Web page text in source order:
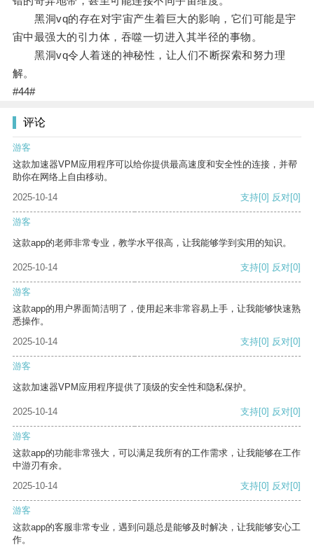
黑洞vq的存在对宇宙产生着巨大的影响，它们可能是宇
宙中最强大的引力体，吞噬一切进入其半径的事物。
黑洞vq令人着迷的神秘性，让人们不断探索和努力理
解。
#44#
评论
游客
这款加速器VPM应用程序可以给你提供最高速度和安全性的连接，并帮
助你在网络上自由移动。
2025-10-14
支持[0] 反对[0]
游客
这款app的老师非常专业，教学水平很高，让我能够学到实用的知识。
2025-10-14 支持[0] 反对[0]
游客
这款app的用户界面简洁明了，使用起来非常容易上手，让我能够快速熟
悉操作。
2025-10-14
支持[0] 反对[0]
游客
这款加速器VPM应用程序提供了顶级的安全性和隐私保护。
2025-10-14 支持[0] 反对[0]
游客
这款app的功能非常强大，可以满足我所有的工作需求，让我能够在工作
中游刃有余。
2025-10-14
支持[0] 反对[0]
游客
这款app的客服非常专业，遇到问题总是能够及时解决，让我能够安心工
作。